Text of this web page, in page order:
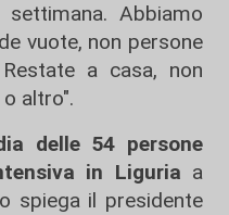
Abbiamo
vuote, non persone
a casa, non
altro".
delle 54 persone
in Liguria a
spiega il presidente